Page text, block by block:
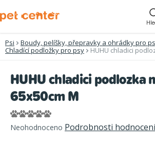
na
Psi
Boudy, pelíšky, přepravky a ohrádky pro
Chladící podložky pro psy
HUHU chladici
HUHU chladici podlozka
65x50cm M
Průměrné
hodnocení
Neohodnoceno Podrobnosti hodnocení